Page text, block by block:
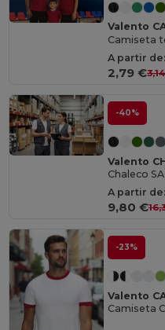
Valento
Camiseta
A partir de:
2,79 €
-40%
Valento
Chaleco
A partir de:
9,80 €
-23%
Valento
Camiseta